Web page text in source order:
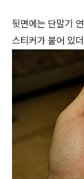
뒷면에는 단말기
스티커가 붙어 있